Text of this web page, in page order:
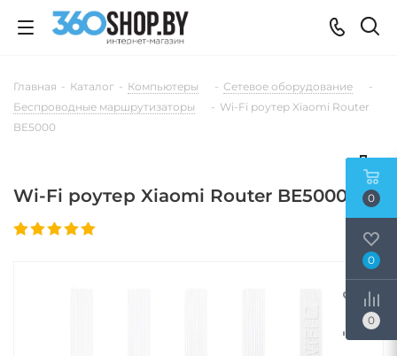
Главная - Каталог - Компьютеры - Сетевое оборудование
-
Беспроводные маршрутизаторы
- Wi-Fi роутер Xiaomi Router
BE5000
Wi-Fi роутер Xiaomi Router BE5000 0
0
0